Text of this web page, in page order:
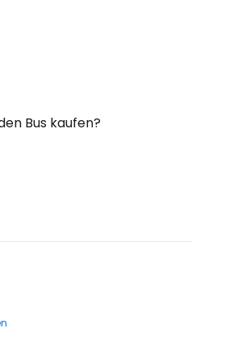
Bus kaufen?